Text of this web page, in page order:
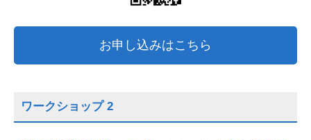
お申し込みはこちら
ワークショップ 2